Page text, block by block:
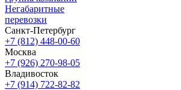
Негабаритные
перевозки
Санкт-Петербург
+7 (812) 448-00-60
Москва
+7 (926) 270-98-05
Владивосток
+7 (914) 722-82-82